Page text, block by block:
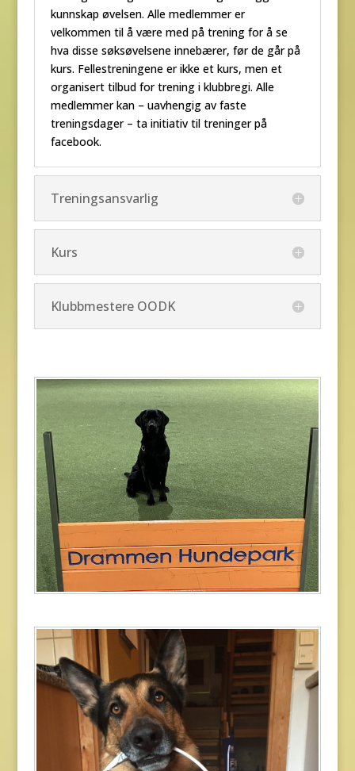
kunnskap øvelsen. Alle medlemmer er
velkommen til å være med på trening for å se
hva disse søksøvelsene innebærer, før de går på
kurs. Fellestreningene er ikke et kurs, men et
organisert tilbud for trening i klubbregi. Alle
medlemmer kan – uavhengig av faste
treningsdager – ta initiativ til treninger på
facebook.
Treningsansvarlig
Kurs
Klubbmestere OODK